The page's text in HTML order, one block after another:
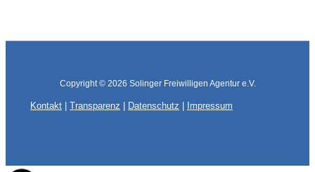
Copyright © 2026 Solinger Freiwilligen Agentur e.V.
Kontakt Transparenz Datenschutz Impressum